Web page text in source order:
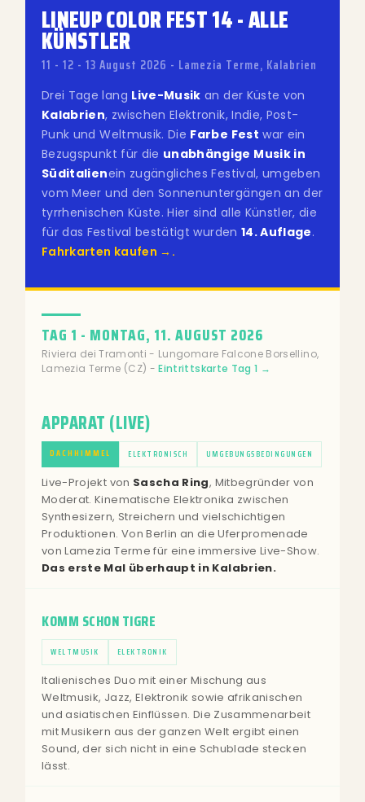
LINEUP COLOR FEST 14 - ALLE
KÜNSTLER
11 - 12 - 13 August 2026 - Lamezia Terme, Kalabrien
Drei Tage lang Live-Musik an der Küste von
Kalabrien, zwischen Elektronik, Indie, Post-
Punk und Weltmusik. Die Farbe Fest war ein
Bezugspunkt für die unabhängige Musik in
Süditalienein zugängliches Festival, umgeben
vom Meer und den Sonnenuntergängen an der
tyrrhenischen Küste. Hier sind alle Künstler, die
für das Festival bestätigt wurden 14. Auflage.
Fahrkarten kaufen →.
TAG 1 - MONTAG, 11. AUGUST 2026
Riviera dei Tramonti - Lungomare Falcone Borsellino,
Lamezia Terme (CZ) -Eintrittskarte Tag 1 →
APPARAT (LIVE)
DACHHIMMEL ELEKTRONISCH UMGEBUNGSBEDINGUNGEN
Live-Projekt von Sascha Ring, Mitbegründer von
Moderat. Kinematische Elektronika zwischen
Synthesizern, Streichern und vielschichtigen
Produktionen. Von Berlin an die Uferpromenade
von Lamezia Terme für eine immersive Live-Show.
Das erste Mal überhaupt in Kalabrien.
KOMM SCHON TIGRE
WELTMUSIK ELEKTRONIK
Italienisches Duo mit einer Mischung aus
Weltmusik, Jazz, Elektronik sowie afrikanischen
und asiatischen Einflüssen. Die Zusammenarbeit
mit Musikern aus der ganzen Welt ergibt einen
Sound, der sich nicht in eine Schublade stecken
lässt.